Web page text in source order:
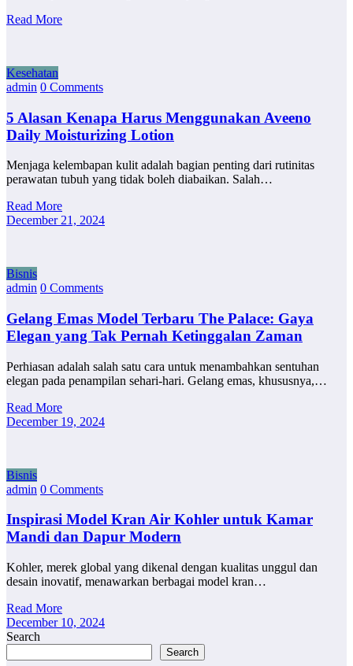
Read More
Kesehatan
admin 0 Comments
5 Alasan Kenapa Harus Menggunakan Aveeno
Daily Moisturizing Lotion
Menjaga kelembapan kulit adalah bagian penting dari rutinitas
perawatan tubuh yang tidak boleh diabaikan. Salah…
Read More
December 21, 2024
Bisnis
admin 0 Comments
Gelang Emas Model Terbaru The Palace: Gaya
Elegan yang Tak Pernah Ketinggalan Zaman
Perhiasan adalah salah satu cara untuk menambahkan sentuhan
elegan pada penampilan sehari-hari. Gelang emas, khususnya,…
Read More
December 19, 2024
Bisnis
admin 0 Comments
Inspirasi Model Kran Air Kohler untuk Kamar
Mandi dan Dapur Modern
Kohler, merek global yang dikenal dengan kualitas unggul dan
desain inovatif, menawarkan berbagai model kran…
Read More
December 10, 2024
Search
Search